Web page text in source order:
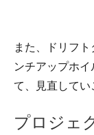
また、ドリフ
ンチアップホ
て、見直してい
プロジェ